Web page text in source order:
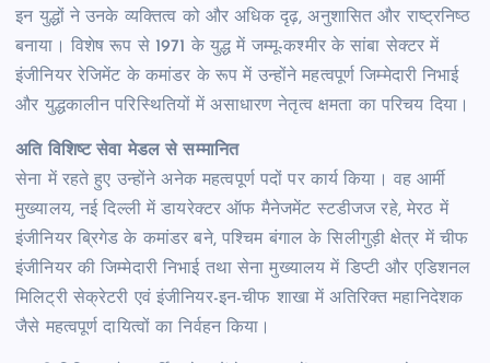
इन युद्धों ने उनके व्यक्तित्व को और अधिक दृढ़, अनुशासित और राष्ट्रनिष्ठ
बनाया। विशेष रूप से 1971 के युद्ध में जम्मू-कश्मीर के सांबा सेक्टर में
इंजीनियर रेजिमेंट के कमांडर के रूप में उन्होंने महत्वपूर्ण जिम्मेदारी निभाई
और युद्धकालीन परिस्थितियों में असाधारण नेतृत्व क्षमता का परिचय दिया।
अति विशिष्ट सेवा मेडल से सम्मानित
सेना में रहते हुए उन्होंने अनेक महत्वपूर्ण पदों पर कार्य किया। वह आर्मी
मुख्यालय, नई दिल्ली में डायरेक्टर ऑफ मैनेजमेंट स्टडीजज रहे, मेरठ में
इंजीनियर ब्रिगेड के कमांडर बने, पश्चिम बंगाल के सिलीगुड़ी क्षेत्र में चीफ
इंजीनियर की जिम्मेदारी निभाई तथा सेना मुख्यालय में डिप्टी और एडिशनल
मिलिट्री सेक्रेटरी एवं इंजीनियर-इन-चीफ शाखा में अतिरिक्त महानिदेशक
जैसे महत्वपूर्ण दायित्वों का निर्वहन किया।